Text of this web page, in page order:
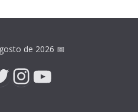
de 2026 📅
Instagram
YouTube